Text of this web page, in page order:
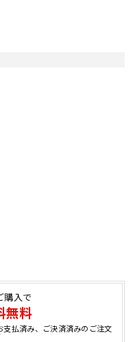
購入で
無料
払済み、ご決済済みのご注文